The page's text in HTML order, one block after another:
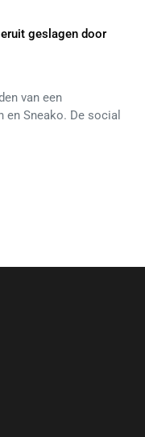
eruit geslagen door
van een
en Sneako. De social